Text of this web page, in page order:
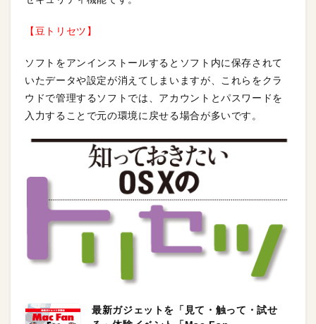
【豆トリセツ】
ソフトをアンインストールするとソフト内に保存されて
いたデータや設定が消えてしまいますが、これらをクラ
ウドで管理するソフトでは、アカウントとパスワードを
入力することで元の環境に戻せる場合が多いです。
最新ガジェットを「見て・触って・試せ